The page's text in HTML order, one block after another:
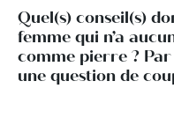
Quel(s) conseil(s)
femme qui n’a
comme pierre ?
une question de